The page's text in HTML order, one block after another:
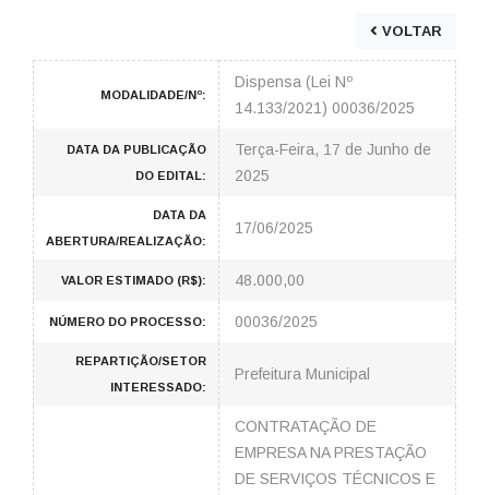
VOLTAR
MODALIDADE/Nº:
Dispensa (Lei Nº
14.133/2021) 00036/2025
DATA DA PUBLICAÇÃO
DO EDITAL:
Terça-Feira, 17 de Junho de
2025
DATA DA
ABERTURA/REALIZAÇÃO:
17/06/2025
VALOR ESTIMADO (R$): 48.000,00
NÚMERO DO PROCESSO: 00036/2025
REPARTIÇÃO/SETOR
INTERESSADO:
Prefeitura Municipal
CONTRATAÇÃO DE
EMPRESA NA PRESTAÇÃO
DE SERVIÇOS TÉCNICOS E